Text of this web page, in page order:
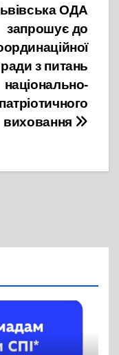
ОДА
запрошує до
ради з питань
національно-
патріотичного
виховання